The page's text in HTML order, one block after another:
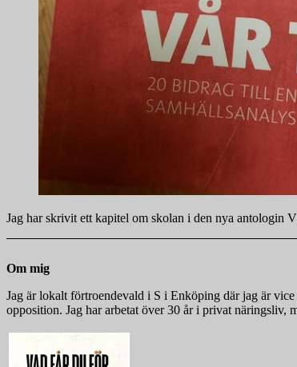
Jag har skrivit ett kapitel om skolan i den nya antologin
Om mig
Jag är lokalt förtroendevald i S i Enköping där jag är
opposition. Jag har arbetat över 30 år i privat näringsliv,